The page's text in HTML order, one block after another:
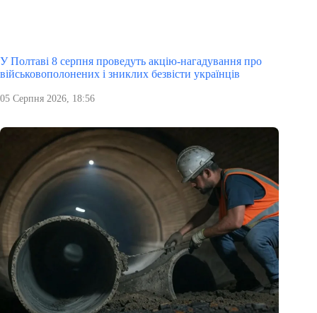
У Полтаві 8 серпня проведуть акцію-нагадування про
військовополонених і зниклих безвісти українців
05 Серпня 2026, 18:56